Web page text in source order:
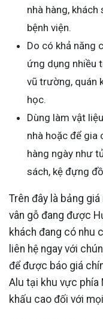
nhà hàng,
bệnh viện.
Do có khả năng
ứng dụng nhiều
vũ trường, quán
học.
Dùng làm vật
nhà hoặc để gia
hàng ngày như
sách, kệ đựng
Trên đây là bảng
vân gỗ đang được
khách đang có nhu
liên hệ ngay với
để được báo giá
Alu tại khu vực
khấu cao đối với